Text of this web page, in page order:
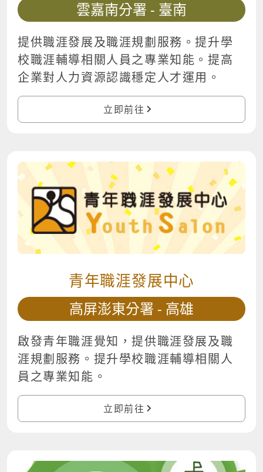
雲嘉南分署 - 臺南
提供職涯發展及職涯規劃服務。提升學
校職涯輔導相關人員之專業知能。提高
企業對人力資源認識穩定人才運用。
立即前往
青年職涯發展中心
高屏澎東分署 - 高雄
啟發青年職涯覺知，提供職涯發展及職
涯規劃服務。提升學校職涯輔導相關人
員之專業知能。
立即前往